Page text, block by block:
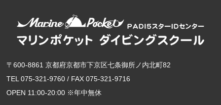
〒600-8861 京都府京都市下京区七条御所ノ内北町82
TEL 075-321-9760 / FAX 075-321-9716
OPEN 11:00-20:00 ※年中無休